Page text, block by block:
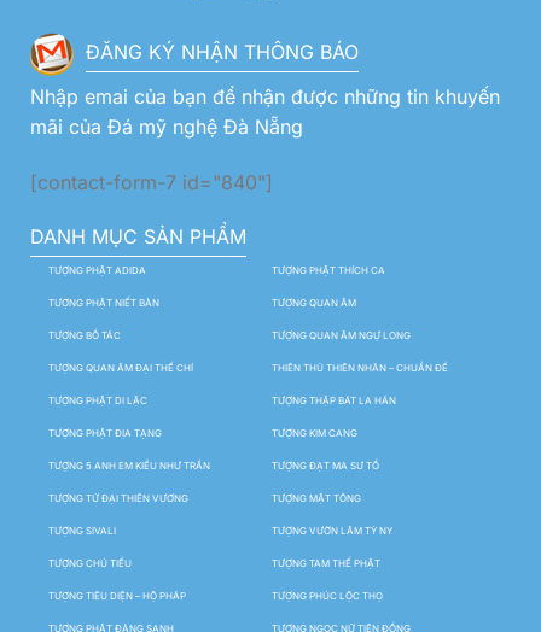
ĐĂNG KÝ NHẬN THÔNG BÁO
Nhập emai của bạn để nhận được những tin khuyến
mãi của Đá mỹ nghệ Đà Nẵng
[contact-form-7 id="840"]
DANH MỤC SẢN PHẨM
TƯỢNG PHẬT ADIDA TƯỢNG PHẬT THÍCH CA
TƯỢNG PHẬT NIẾT BÀN TƯỢNG QUAN ÂM
TƯỢNG BỒ TÁC TƯỢNG QUAN ÂM NGỰ LONG
TƯỢNG QUAN ÂM ĐẠI THẾ CHÍ THIÊN THỦ THIÊN NHÃN – CHUẨN ĐỀ
TƯỢNG PHẬT DI LẶC TƯỢNG THẬP BÁT LA HÁN
TƯỢNG PHẬT ĐỊA TẠNG TƯỢNG KIM CANG
TƯỢNG 5 ANH EM KIỀU NHƯ TRẦN TƯỢNG ĐẠT MA SƯ TỔ
TƯỢNG TỨ ĐẠI THIÊN VƯƠNG TƯỢNG MẬT TÔNG
TƯỢNG SIVALI TƯỢNG VƯỜN LÂM TỲ NY
TƯỢNG CHÚ TIỂU TƯỢNG TAM THẾ PHẬT
TƯỢNG TIÊU DIỆN – HỘ PHÁP TƯỢNG PHÚC LỘC THỌ
TƯỢNG PHẬT ĐẢNG SANH TƯỢNG NGỌC NỮ TIÊN ĐỒNG